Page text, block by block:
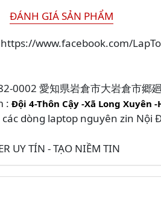
ĐÁNH GIÁ SẢN PHẨM
www.facebook.com/
0002 愛知県岩倉市大岩倉市郷
: Đội 4-Thôn Cậy -Xã Long Xuyên
dòng laptop nguyên zin Nội
UY TÍN - TẠO NIỀM TIN